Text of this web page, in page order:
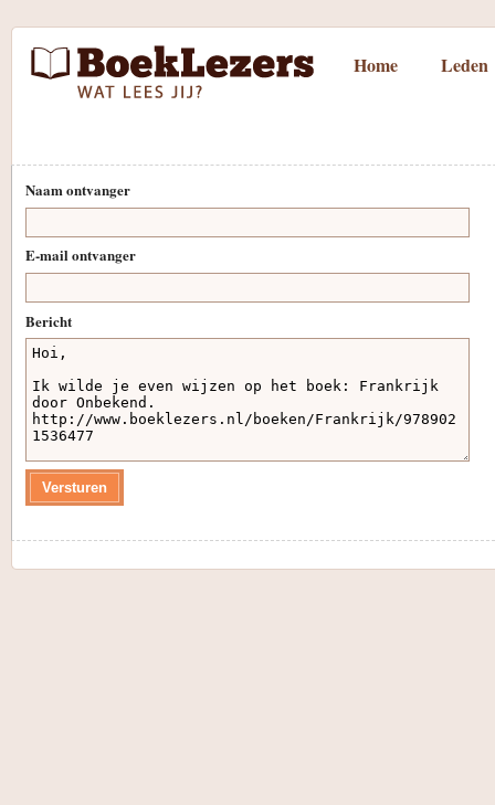
Home Leden
Naam ontvanger
E-mail ontvanger
Bericht